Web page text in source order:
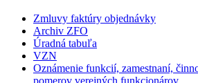
Zmluvy faktúry objednávky
Archiv ZFO
Úradná tabuľa
VZN
Oznámenie funkcií, zamestnaní,